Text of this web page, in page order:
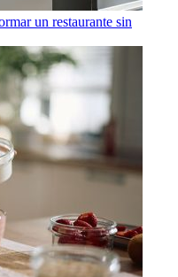
un restaurante sin